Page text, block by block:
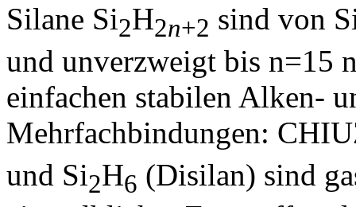
Silane Si2H2n+2 sind von
und unverzweigt bis n=15
einfachen stabilen Alken-
Mehrfachbindungen:
und Si2H6 (Disilan) sind